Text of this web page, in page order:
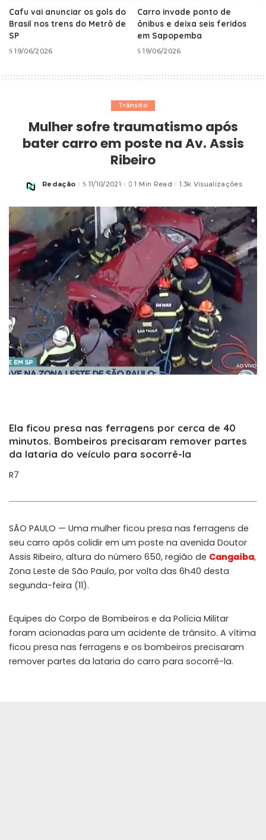
Cafu vai anunciar os gols do
Brasil nos trens do Metrô de
SP
19/06/2026
Carro invade ponto de
ônibus e deixa seis feridos
em Sapopemba
19/06/2026
Trânsito
Mulher sofre traumatismo após
bater carro em poste na Av. Assis
Ribeiro
Posted
Redação 11/10/2021 1 Min Read 1.3k Visualizações
Ela ficou presa nas ferragens por cerca de 40
minutos. Bombeiros precisaram remover partes
da lataria do veículo para socorrê-la
R7
SÃO PAULO — Uma mulher ficou presa nas ferragens de
seu carro após colidir em um poste na avenida Doutor
Assis Ribeiro, altura do número 650, região de Cangaíba,
Zona Leste de São Paulo, por volta das 6h40 desta
segunda-feira (11).
Equipes do Corpo de Bombeiros e da Polícia Militar
foram acionadas para um acidente de trânsito. A vítima
ficou presa nas ferragens e os bombeiros precisaram
remover partes da lataria do carro para socorrê-la.